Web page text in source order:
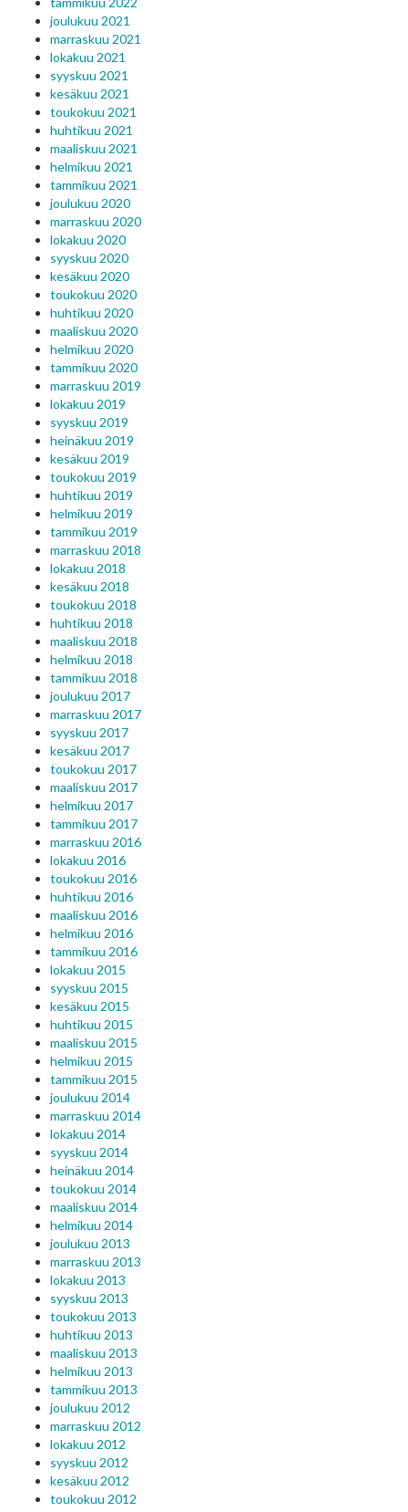
joulukuu 2021
marraskuu 2021
lokakuu 2021
syyskuu 2021
kesäkuu 2021
toukokuu 2021
huhtikuu 2021
maaliskuu 2021
helmikuu 2021
tammikuu 2021
joulukuu 2020
marraskuu 2020
lokakuu 2020
syyskuu 2020
kesäkuu 2020
toukokuu 2020
huhtikuu 2020
maaliskuu 2020
helmikuu 2020
tammikuu 2020
marraskuu 2019
lokakuu 2019
syyskuu 2019
heinäkuu 2019
kesäkuu 2019
toukokuu 2019
huhtikuu 2019
helmikuu 2019
tammikuu 2019
marraskuu 2018
lokakuu 2018
kesäkuu 2018
toukokuu 2018
huhtikuu 2018
maaliskuu 2018
helmikuu 2018
tammikuu 2018
joulukuu 2017
marraskuu 2017
syyskuu 2017
kesäkuu 2017
toukokuu 2017
maaliskuu 2017
helmikuu 2017
tammikuu 2017
marraskuu 2016
lokakuu 2016
toukokuu 2016
huhtikuu 2016
maaliskuu 2016
helmikuu 2016
tammikuu 2016
lokakuu 2015
syyskuu 2015
kesäkuu 2015
huhtikuu 2015
maaliskuu 2015
helmikuu 2015
tammikuu 2015
joulukuu 2014
marraskuu 2014
lokakuu 2014
syyskuu 2014
heinäkuu 2014
toukokuu 2014
maaliskuu 2014
helmikuu 2014
joulukuu 2013
marraskuu 2013
lokakuu 2013
syyskuu 2013
toukokuu 2013
huhtikuu 2013
maaliskuu 2013
helmikuu 2013
tammikuu 2013
joulukuu 2012
marraskuu 2012
lokakuu 2012
syyskuu 2012
kesäkuu 2012
toukokuu 2012